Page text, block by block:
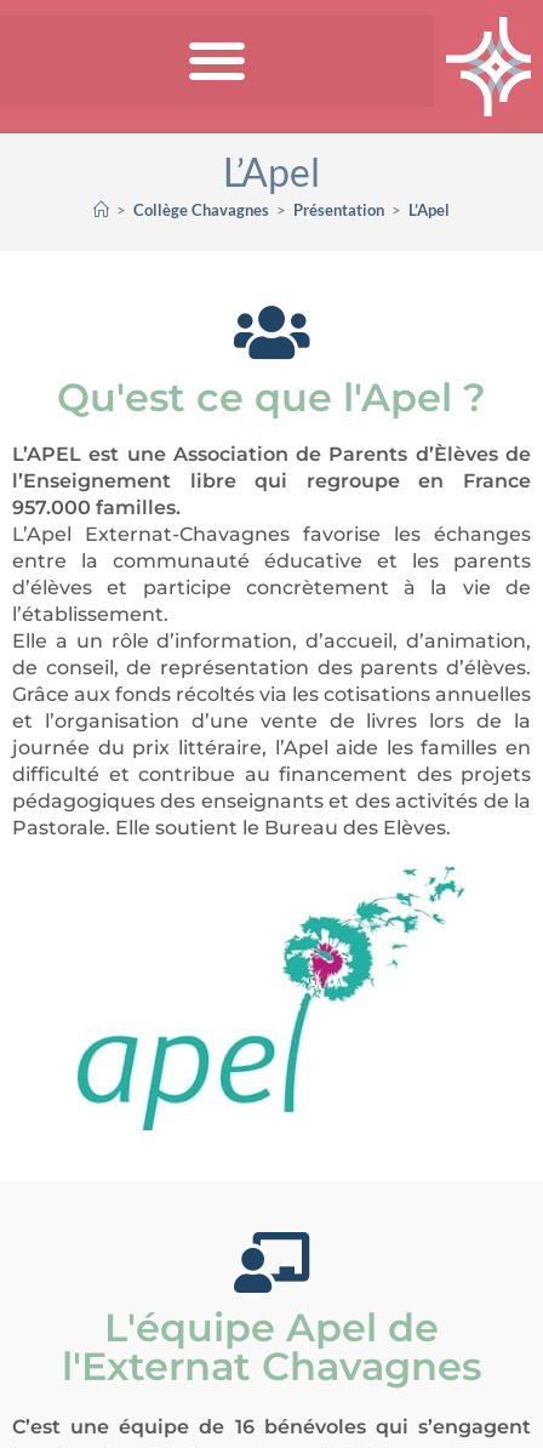
L’Apel
> Collège Chavagnes > Présentation > L’Apel
Qu'est ce que l'Apel ?
L’APEL est une Association de Parents d’Èlèves de
l’Enseignement libre qui regroupe en France
957.000 familles.
L’Apel Externat-Chavagnes favorise les échanges
entre la communauté éducative et les parents
d’élèves et participe concrètement à la vie de
l’établissement.
Elle a un rôle d’information, d’accueil, d’animation,
de conseil, de représentation des parents d’élèves.
Grâce aux fonds récoltés via les cotisations annuelles
et l’organisation d’une vente de livres lors de la
journée du prix littéraire, l’Apel aide les familles en
difficulté et contribue au financement des projets
pédagogiques des enseignants et des activités de la
Pastorale. Elle soutient le Bureau des Elèves.
L'équipe Apel de
l'Externat Chavagnes
C’est une équipe de 16 bénévoles qui s’engagent